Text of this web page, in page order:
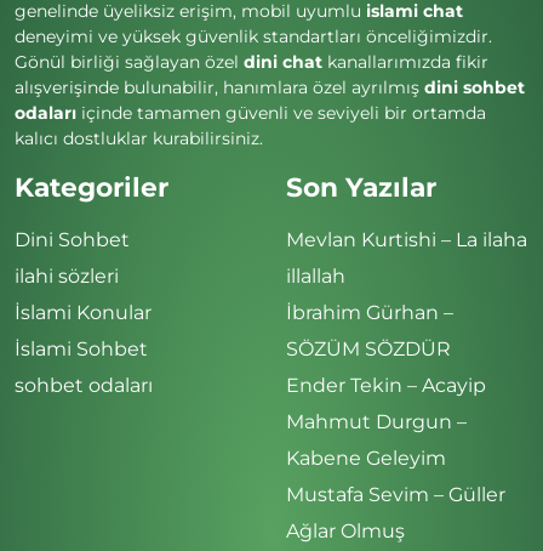
genelinde üyeliksiz erişim, mobil uyumlu islami chat
deneyimi ve yüksek güvenlik standartları önceliğimizdir.
Gönül birliği sağlayan özel dini chat kanallarımızda fikir
alışverişinde bulunabilir, hanımlara özel ayrılmış dini sohbet
odaları içinde tamamen güvenli ve seviyeli bir ortamda
kalıcı dostluklar kurabilirsiniz.
Kategoriler
Dini Sohbet
ilahi sözleri
İslami Konular
İslami Sohbet
sohbet odaları
Son Yazılar
Mevlan Kurtishi – La ilaha
illallah
İbrahim Gürhan –
SÖZÜM SÖZDÜR
Ender Tekin – Acayip
Mahmut Durgun –
Kabene Geleyim
Mustafa Sevim – Güller
Ağlar Olmuş